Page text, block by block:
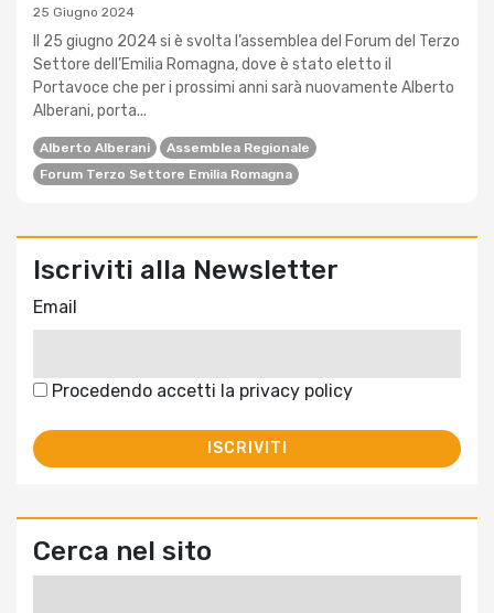
25 Giugno 2024
Il 25 giugno 2024 si è svolta l’assemblea del Forum del Terzo
Settore dell’Emilia Romagna, dove è stato eletto il
Portavoce che per i prossimi anni sarà nuovamente Alberto
Alberani, porta...
Alberto Alberani
Assemblea Regionale
Forum Terzo Settore Emilia Romagna
Iscriviti alla Newsletter
Email
Procedendo accetti la privacy policy
Cerca nel sito